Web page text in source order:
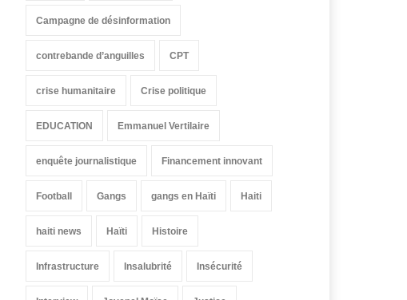
Campagne de désinformation
contrebande d’anguilles CPT
crise humanitaire Crise politique
EDUCATION Emmanuel Vertilaire
enquête journalistique Financement innovant
Football Gangs gangs en Haïti Haiti
haiti news Haïti Histoire
Infrastructure Insalubrité Insécurité